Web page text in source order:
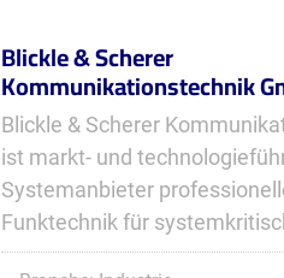
Blickle & Scherer
Kommunikationstechnik
Blickle & Scherer
ist markt- und
Systemanbieter
Funktechnik für